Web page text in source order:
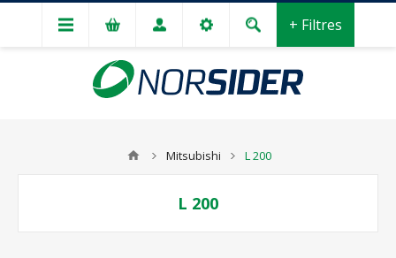
+ Filtres
Mitsubishi L 200
L 200